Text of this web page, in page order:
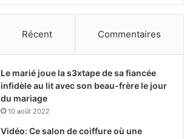
Récent Commentaires
Le marié joue la s3xtape de sa fiancée
infidèle au lit avec son beau-frère le jour
du mariage
10 août 2022
Vidéo: Ce salon de coiffure où une